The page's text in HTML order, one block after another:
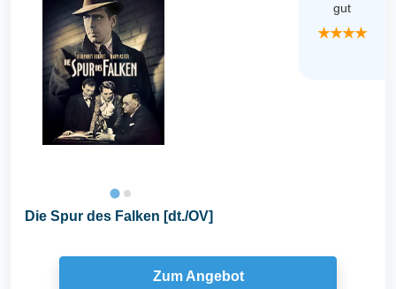
gut
★★★★
Die Spur des Falken [dt./OV]
Zum Angebot